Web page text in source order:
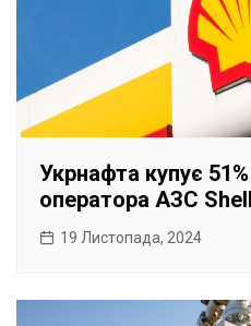
Укрнафта купує
оператора АЗС Shell
19 Листопада, 2024